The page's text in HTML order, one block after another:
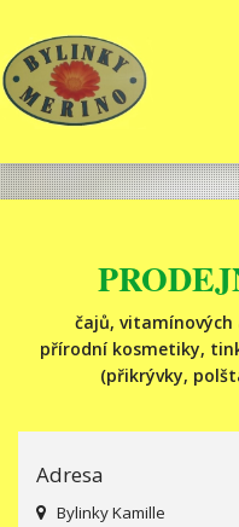
čajů,
přírodní kosmetiky,
(přikrývky,
Adresa
Bylinky Kamille